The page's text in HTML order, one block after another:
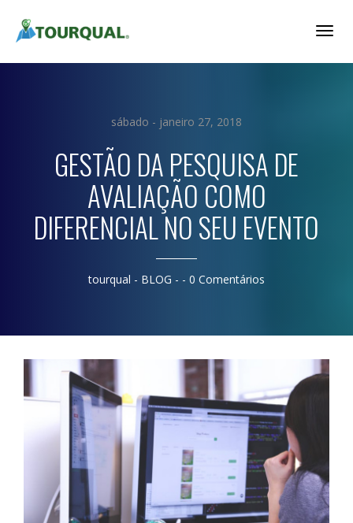
sábado - janeiro 27, 2018
GESTÃO DA PESQUISA DE
AVALIAÇÃO COMO
DIFERENCIAL NO SEU EVENTO
tourqual - BLOG - - 0 Comentários